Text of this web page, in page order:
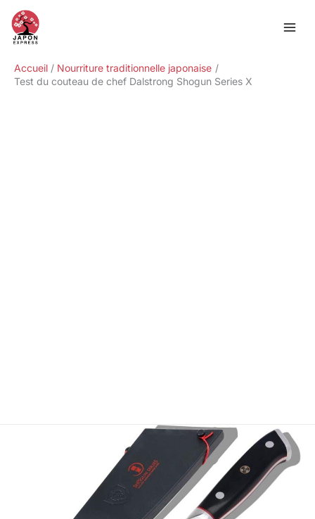
contenu
Accueil
Nourriture traditionnelle japonaise
Test du couteau de chef Dalstrong Shogun Series X
Rechercher